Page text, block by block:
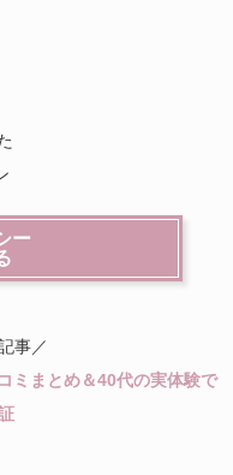
ー
事／
ミまとめ＆40代の実体験で